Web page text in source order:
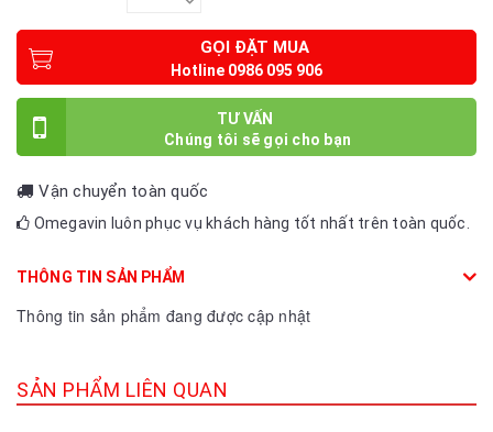
GỌI ĐẶT MUA
TƯ VẤN
Vận chuyển toàn quốc
Omegavin luôn phục vụ khách hàng tốt nhất trên toàn quốc.
THÔNG TIN SẢN PHẨM
Thông tin sản phẩm đang được cập nhật
SẢN PHẨM LIÊN QUAN